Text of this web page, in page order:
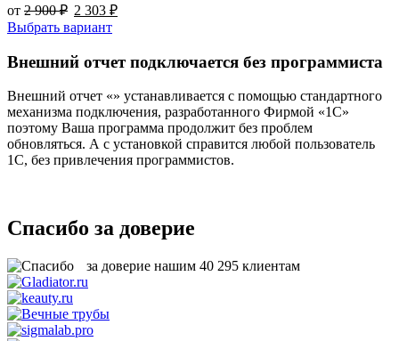
от 2 900₽ 2 303 ₽
Выбрать вариант
Внешний отчет подключается без программиста
Внешний отчет «» устанавливается с помощью стандартного
механизма подключения, разработанного Фирмой «1С»
поэтому Ваша программа продолжит без проблем
обновляться. А с установкой справится любой пользователь
1С, без привлечения программистов.
Спасибо за доверие
за доверие нашим 40 295 клиентам